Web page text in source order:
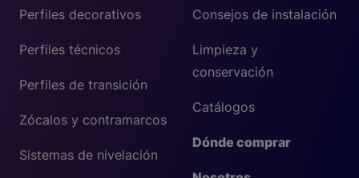
Consejos de instalación
Limpieza y
conservación
Catálogos
Dónde comprar
Perfiles decorativos
Perfiles técnicos
Perfiles de transición
Zócalos y contramarcos
Sistemas de nivelación